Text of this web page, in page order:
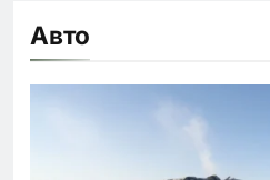
Авто